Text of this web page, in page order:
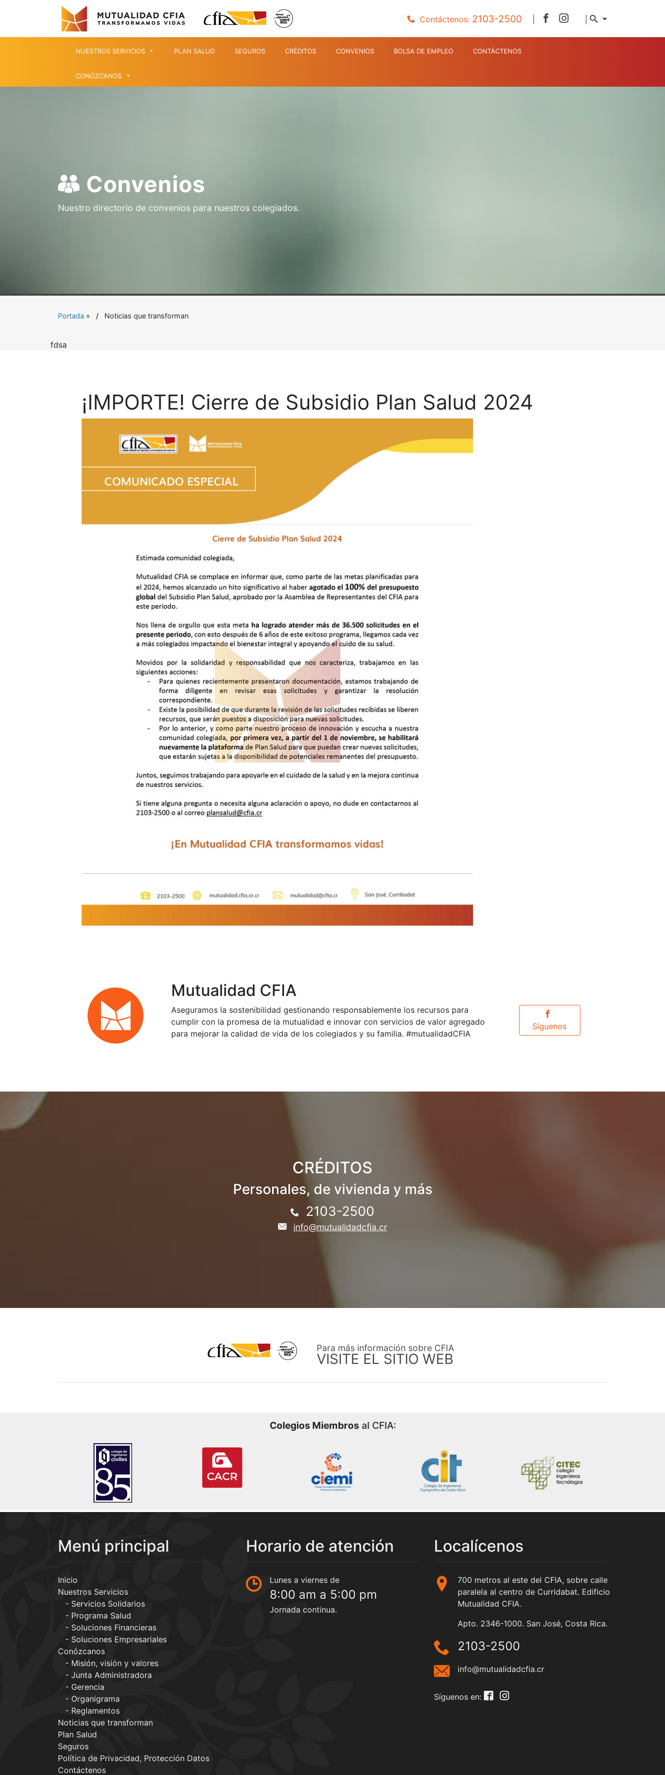
Contáctenos: 2103-2500 |
NUESTROS SERVICIOS PLAN SALUD SEGUROS CRÉDITOS CONVENIOS BOLSA DE EMPLEO CONTÁCTENOS
CONÓZCANOS
Convenios
Nuestro directorio de convenios para nuestros colegiados.
Portada » Noticias que transforman
fdsa
¡IMPORTE! Cierre de Subsidio Plan Salud 2024
Mutualidad CFIA
Aseguramos la sostenibilidad gestionando responsablemente los recursos para
cumplir con la promesa de la mutualidad e innovar con servicios de valor agregado
para mejorar la calidad de vida de los colegiados y su familia. #mutualidadCFIA
Síguenos
CRÉDITOS
Personales, de vivienda y más
2103-2500
info@mutualidadcfia.cr
Para más información sobre CFIA
VISITE EL SITIO WEB
Colegios Miembros al CFIA:
Menú principal
Inicio
Nuestros Servicios
Servicios Solidarios
Programa Salud
Soluciones Financieras
Soluciones Empresariales
Conózcanos
Misión, visión y valores
Junta Administradora
Gerencia
Organigrama
Reglamentos
Noticias que transforman
Plan Salud
Seguros
Política de Privacidad, Protección Datos
Contáctenos
Horario de atención
Lunes a viernes de
8:00 am a 5:00 pm
Jornada continua.
Localícenos
700 metros al este del CFIA, sobre calle
paralela al centro de Curridabat. Edificio
Mutualidad CFIA.
Apto. 2346-1000. San José, Costa Rica.
2103-2500
info@mutualidadcfia.cr
Síguenos en: